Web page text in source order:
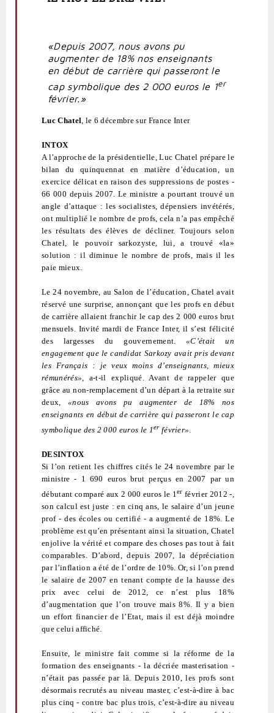
«Depuis 2007, nous avons pu
augmenter de 18% nos enseignants
en début de carrière qui passeront le
cap symbolique des 2 000 euros le 1er
février.»
Luc Chatel , le 6 décembre sur France Inter
INTOX
A l’approche de la présidentielle, Luc Chatel prépare le
bilan du quinquennat en matière d’éducation, un
exercice délicat en raison des suppressions de postes -
66 000 depuis 2007. Le ministre a pourtant trouvé un
angle d’attaque : les socialistes, dépensiers invétérés,
ont multiplié le nombre de profs, cela n’a pas empêché
les résultats des élèves de décliner. Toujours selon
Chatel, le pouvoir sarkozyste, lui, a trouvé «la»
solution : il diminue le nombre de profs, mais il les
paie mieux.
Le 24 novembre, au Salon de l’éducation, Chatel avait
réservé une surprise, annonçant que les profs en début
de carrière allaient franchir le cap des 2 000 euros brut
mensuels. Invité mardi de France Inter, il s’est félicité
des largesses du gouvernement.«C’était un
engagement que le candidat Sarkozy avait pris devant
les Français : je veux moins d’enseignants, mieux
rémunérés» , a-t-il expliqué. Avant de rappeler que
grâce au non-remplacement d’un départ à la retraite sur
deux,«nous avons pu augmenter de 18% nos
enseignants en début de carrière qui passeront le cap
symbolique des 2 000 euros le 1erfévrier».
DESINTOX
Si l’on retient les chiffres cités le 24 novembre par le
ministre - 1 690 euros brut perçus en 2007 par un
débutant comparé aux 2 000 euros le 1er février 2012 -,
son calcul est juste : en cinq ans, le salaire d’un jeune
prof - des écoles ou certifié - a augmenté de 18%. Le
problème est qu’en présentant ainsi la situation, Chatel
enjolive la vérité et compare des choses pas tout à fait
comparables. D’abord, depuis 2007, la dépréciation
par l’inflation a été de l’ordre de 10%. Or, si l’on prend
le salaire de 2007 en tenant compte de la hausse des
prix avec celui de 2012, ce n’est plus 18%
d’augmentation que l’on trouve mais 8%. Il y a bien
un effort financier de l’Etat, mais il est déjà moindre
que celui affiché.
Ensuite, le ministre fait comme si la réforme de la
formation des enseignants - la décriée masterisation -
n’était pas passée par là. Depuis 2010, les profs sont
désormais recrutés au niveau master, c’est-à-dire à bac
plus cinq - contre bac plus trois, c’est-à-dire au niveau